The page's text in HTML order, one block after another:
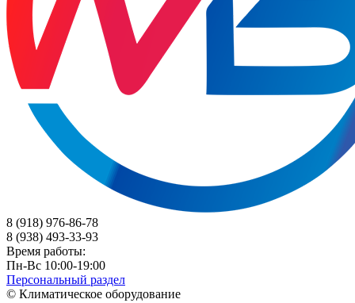
8 (918) 976-86-78
8 (938) 493-33-93
Время работы:
Пн-Вс 10:00-19:00
Персональный раздел
© Климатическое оборудование